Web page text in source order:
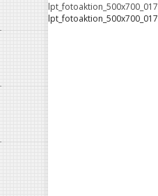
lpt_fotoaktion_500x700_017
lpt_fotoaktion_500x700_017